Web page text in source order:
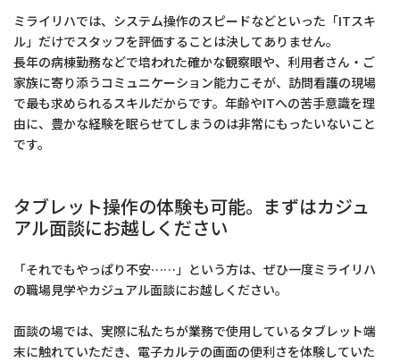
ミライリハでは、システム操作のスピードなどといった「ITスキ
ル」だけでスタッフを評価することは決してありません。
長年の病棟勤務などで培われた確かな観察眼や、利用者さん・ご
家族に寄り添うコミュニケーション能力こそが、訪問看護の現場
で最も求められるスキルだからです。年齢やITへの苦手意識を理
由に、豊かな経験を眠らせてしまうのは非常にもったいないこと
です。
タブレット操作の体験も可能。まずはカジュ
アル面談にお越しください
「それでもやっぱり不安……」という方は、ぜひ一度ミライリハ
の職場見学やカジュアル面談にお越しください。
面談の場では、実際に私たちが業務で使用しているタブレット端
末に触れていただき、電子カルテの画面の便利さを体験していた